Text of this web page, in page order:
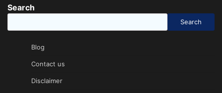
Search
Search
Blog
Contact us
Disclaimer